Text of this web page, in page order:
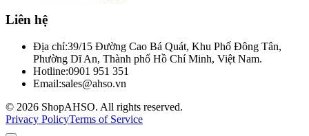
Liên hệ
Địa chỉ:39/15 Đường Cao Bá Quát, Khu Phố Đông Tân,
Phường Dĩ An, Thành phố Hồ Chí Minh, Việt Nam.
Hotline:0901 951 351
Email:sales@ahso.vn
© 2026 ShopAHSO. All rights reserved.
Privacy PolicyTerms of Service